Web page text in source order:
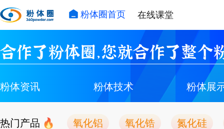
粉体圈首页 在线课堂
合作了粉体圈，您就合作了整个
粉体资讯 粉体技术 粉体展
热门产品 氧化铝 氧化锆 氮化硅